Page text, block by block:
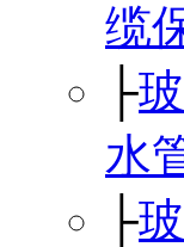
缆
├
水
├